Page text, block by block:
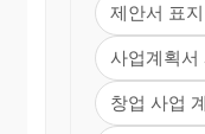
제안서 표
사업계획서
창업 사업